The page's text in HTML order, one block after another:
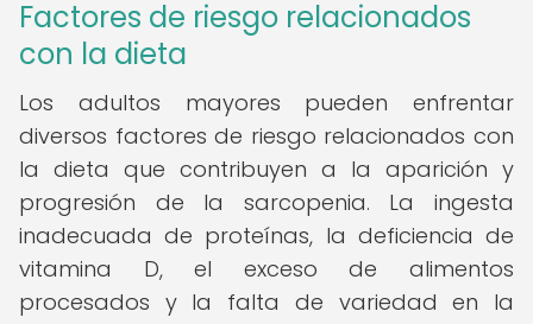
Factores de riesgo relacionados
con la dieta
Los adultos mayores pueden enfrentar
diversos factores de riesgo relacionados con
la dieta que contribuyen a la aparición y
progresión de la sarcopenia. La ingesta
inadecuada de proteínas, la deficiencia de
vitamina D, el exceso de alimentos
procesados y la falta de variedad en la